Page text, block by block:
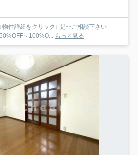
物件詳細をクリック↓ 是非ご相談下さい
～100%O...
もっと見る